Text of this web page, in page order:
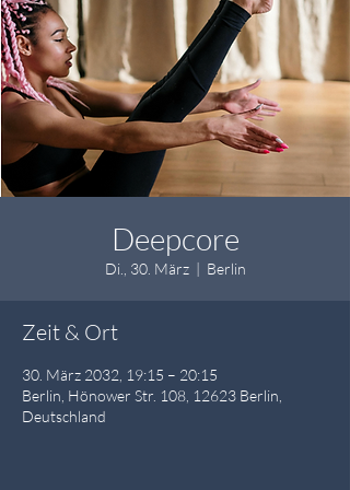
Deepcore
Di., 30. März
  |
Berlin
Zeit & Ort
30. März 2032, 19:15 – 20:15
Berlin, Hönower Str. 108, 12623 Berlin,
Deutschland